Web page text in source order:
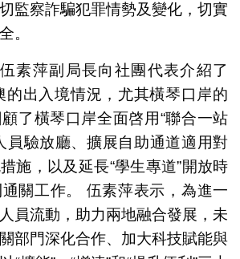
監察詐騙犯罪情勢及變化，切實
。
素萍副局長向社團代表介紹了
的出入境情況，尤其橫琴口岸的
了橫琴口岸全面啓用“聯合一站
員驗放廳、擴展自助通道適用對
施，以及延長“學生專道”開放時
關工作。 伍素萍表示，為進一
員流動，助力兩地融合發展，未
部門深化合作、加大科技賦能與